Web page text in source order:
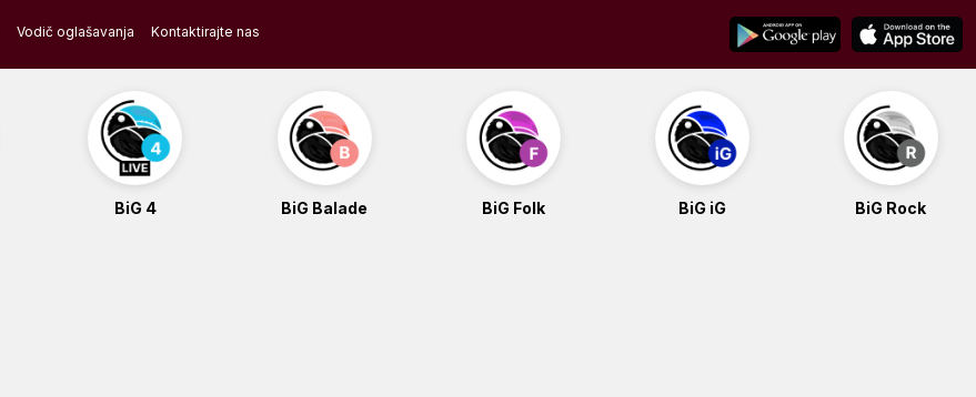
Vodič oglašavanja Kontaktirajte nas
BiG 4 BiG Balade BiG Folk BiG iG BiG Rock